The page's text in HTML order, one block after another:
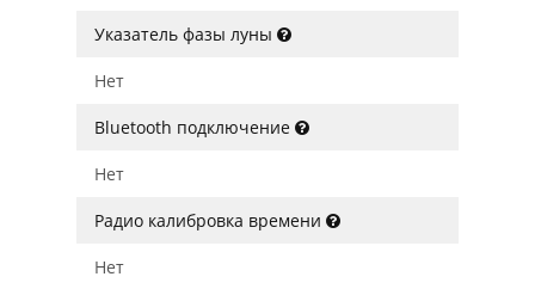
Указатель фазы луны
Нет
Bluetooth подключение
Нет
Радио калибровка времени
Нет